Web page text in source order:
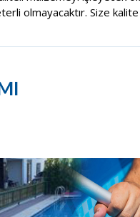
olmayacaktır. Size